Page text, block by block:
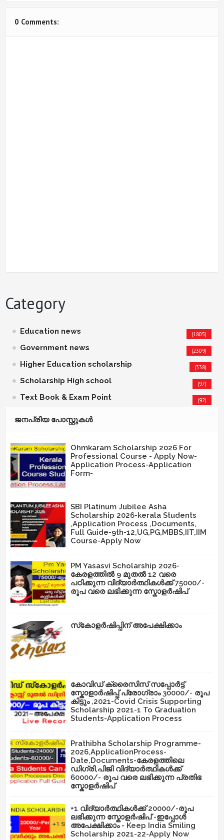
0 Comments:
Category
Education news (1805)
Government news (2309)
Higher Education scholarship (338)
Scholarship High school (97)
Text Book & Exam Point (92)
ജനപ്രിയ പോസ്റ്റുകള്‍‌
Ohmkaram Scholarship 2026 For
Professional Course - Apply Now-
Application Process-Application
Form-
SBI Platinum Jubilee Asha
Scholarship 2026-kerala Students
,Application Process ,Documents,
Full Guide-9th-12,UG,PG,MBBS,IIT,IIM
Course-Apply Now
PM Yasasvi Scholarship 2026-
കേരളത്തിൽ 9 മുതൽ 12 വരെ
പഠിക്കുന്ന വിദ്യാർത്ഥികൾക്ക് 75000/-
രൂപ വരെ ലഭിക്കുന്ന സ്കോളർഷിപ്
സ്‌കോളർഷിപ്പിന് അപേക്ഷിക്കാം
കോവിഡ് ക്രൈസിസ് സപ്പോർട്ട്
സ്കോളാർഷിപ്പ് പ്രോഗ്രാം 30000/- രൂപ
കിട്ടും ,2021-Covid Crisis Supporting
Scholarship 2021-1 To Graduation
Students-Application Process
Prathibha Scholarship Programme-
2026,ApplicationProcess-
Date,Documents-കേരളത്തിലെ
ഡിഗ്രി,പിജി വിദ്യാർത്ഥികൾക്ക്
60000/- രൂപ വരെ ലഭിക്കുന്ന പ്രതിഭ
സ്കോളർഷിപ്
+1 വിദ്യാർത്ഥികൾക്ക് 20000/-രൂപ
ലഭിക്കുന്ന സ്കോളർഷിപ് -ഇപ്പോൾ
അപേക്ഷിക്കാം - Keep India Smiling
Scholarship 2021-22-Apply Now